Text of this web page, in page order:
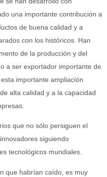
una importante contribución a
de buena calidad y a
con los históricos. Han
de la producción y del
a ser exportador importante de
importante ampliación
alta calidad y a la capacidad
que no sólo persiguen el
siguiendo
tecnológicos mundiales.
que habrían caído, es muy